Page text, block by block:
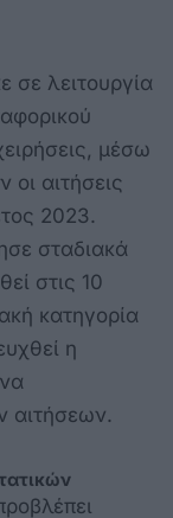
σε λειτουργία
μέσω
αιτήσεις
2023.
σταδιακά
στις 10
κατηγορία
η
αιτήσεων.